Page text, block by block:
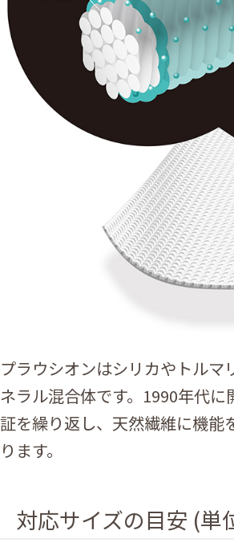
プラウシオンはシリカやトル
ネラル混合体です。1990年代
証を繰り返し、天然繊維に機能
ります。
対応サイズの目安 (単